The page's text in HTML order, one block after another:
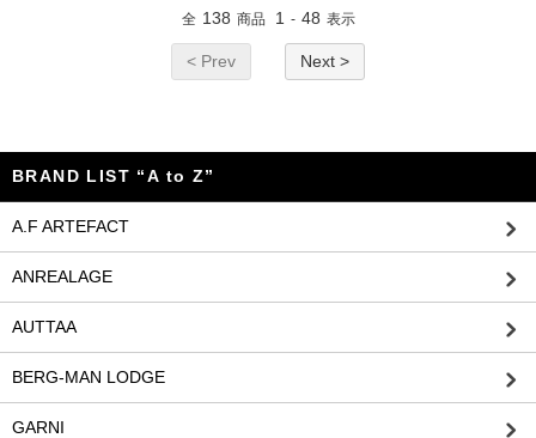
全 138 商品 1 - 48 表示
< Prev Next >
BRAND LIST “A to Z”
A.F ARTEFACT
ANREALAGE
AUTTAA
BERG-MAN LODGE
GARNI